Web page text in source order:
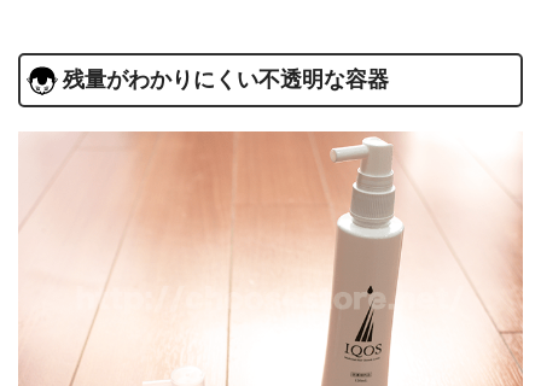
残量がわかりにくい不透明な容器